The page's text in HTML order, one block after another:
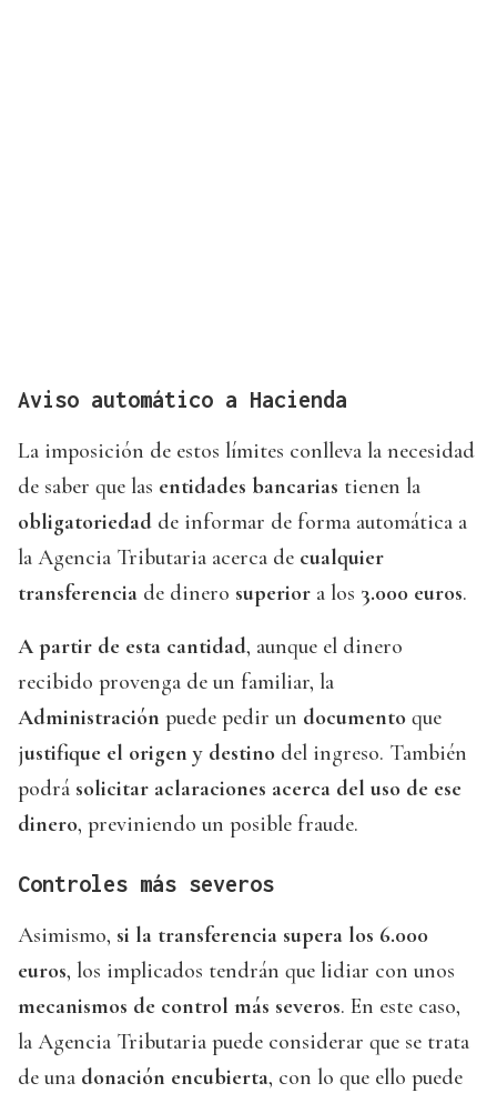
Aviso automático a Hacienda
La imposición de estos límites conlleva la necesidad
de saber que las entidades bancarias tienen la
obligatoriedad de informar de forma automática a
la Agencia Tributaria acerca de cualquier
transferencia de dinero superior a los 3.000 euros.
A partir de esta cantidad, aunque el dinero
recibido provenga de un familiar, la
Administración puede pedir un documento que
justifique el origen y destino del ingreso. También
podrá solicitar aclaraciones acerca del uso de ese
dinero, previniendo un posible fraude.
Controles más severos
Asimismo, si la transferencia supera los 6.000
euros, los implicados tendrán que lidiar con unos
mecanismos de control más severos. En este caso,
la Agencia Tributaria puede considerar que se trata
de una donación encubierta, con lo que ello puede